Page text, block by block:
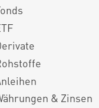
& Zinsen